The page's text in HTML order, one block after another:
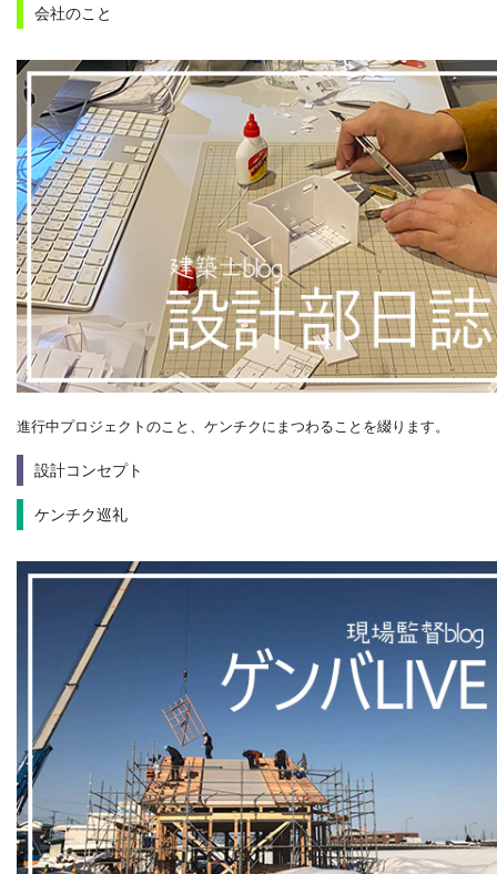
会社のこと
進行中プロジェクトのこと、ケンチクにまつわることを綴ります。
設計コンセプト
ケンチク巡礼